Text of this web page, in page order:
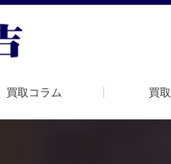
買取コラム 買